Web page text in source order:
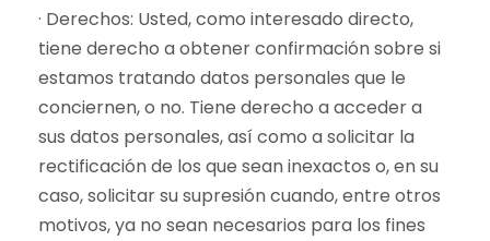
· Derechos: Usted, como interesado directo,
tiene derecho a obtener confirmación sobre si
estamos tratando datos personales que le
conciernen, o no. Tiene derecho a acceder a
sus datos personales, así como a solicitar la
rectificación de los que sean inexactos o, en su
caso, solicitar su supresión cuando, entre otros
motivos, ya no sean necesarios para los fines